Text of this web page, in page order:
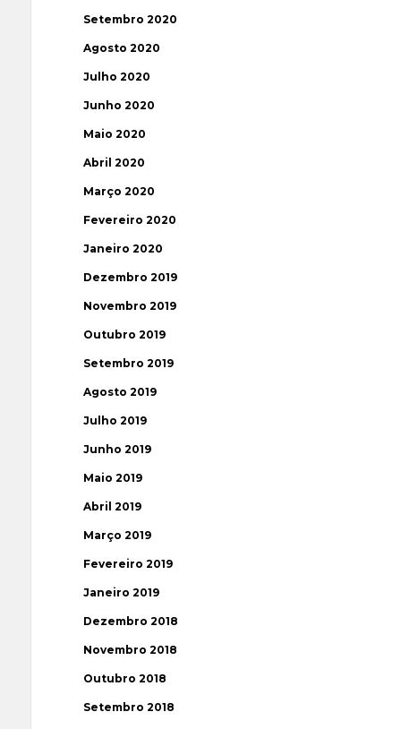
Setembro 2020
Agosto 2020
Julho 2020
Junho 2020
Maio 2020
Abril 2020
Março 2020
Fevereiro 2020
Janeiro 2020
Dezembro 2019
Novembro 2019
Outubro 2019
Setembro 2019
Agosto 2019
Julho 2019
Junho 2019
Maio 2019
Abril 2019
Março 2019
Fevereiro 2019
Janeiro 2019
Dezembro 2018
Novembro 2018
Outubro 2018
Setembro 2018